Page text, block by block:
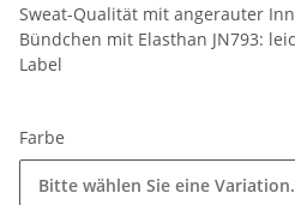
Sweat-Qualität mit angerauter
Bündchen mit Elasthan JN793:
Label
Farbe
Bitte wählen Sie eine Variation.